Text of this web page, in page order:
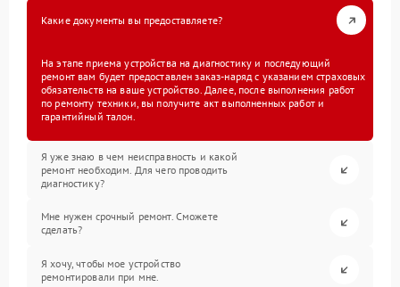
Какие документы вы предоставляете?
На этапе приема устройства на диагностику и последующий
ремонт вам будет предоставлен заказ-наряд с указанием страховых
обязательств на ваше устройство. Далее, после выполнения работ
по ремонту техники, вы получите акт выполненных работ и
гарантийный талон.
Я уже знаю в чем неисправность и какой
ремонт необходим. Для чего проводить
диагностику?
Мне нужен срочный ремонт. Сможете
сделать?
Я хочу, чтобы мое устройство
ремонтировали при мне.